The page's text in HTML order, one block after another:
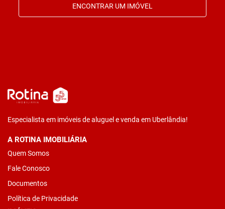
ENCONTRAR UM IMÓVEL
Especialista em imóveis de aluguel e venda em Uberlândia!
A ROTINA IMOBILIÁRIA
Quem Somos
Fale Conosco
Documentos
Política de Privacidade